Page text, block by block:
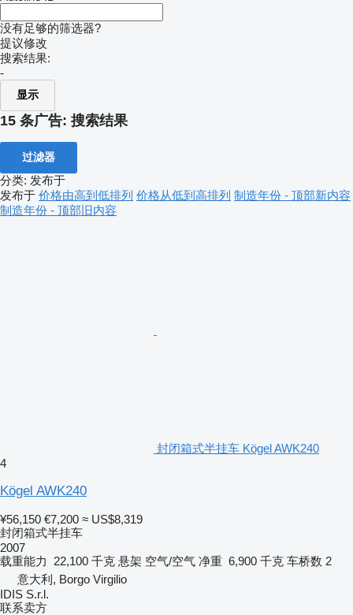
没有足够的筛选器?
提议修改
搜索结果:
-
显示
15 条广告: 搜索结果
过滤器
分类: 发布于
发布于 价格由高到低排列 价格从低到高排列 制造年份 - 顶部新内容
制造年份 - 顶部旧内容
封闭箱式半挂车 Kögel AWK240
4
Kögel AWK240
¥56,150 €7,200 ≈ US$8,319
封闭箱式半挂车
2007
载重能力
22,100 千克 悬架 空气/空气 净重 6,900 千克 车桥数 2
意大利, Borgo Virgilio
IDIS S.r.l.
联系卖方